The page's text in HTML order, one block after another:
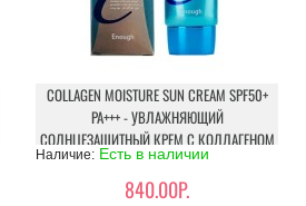
COLLAGEN MOISTURE SUN CREAM SPF50+
PA+++ - УВЛАЖНЯЮЩИЙ
СОЛНЦЕЗАЩИТНЫЙ КРЕМ С КОЛЛАГЕНОМ
Наличие: Есть в наличии
840.00Р.